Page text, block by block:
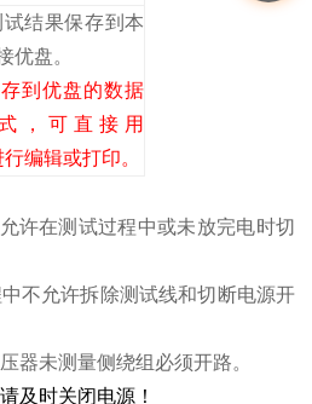
结果保存到本
优盘。
到优盘的数据
，可直接用
编辑或打印。
许在测试过程中或未放完电时切
不允许拆除测试线和切断电源开
器未测量侧绕组必须开路。
及时关闭电源！